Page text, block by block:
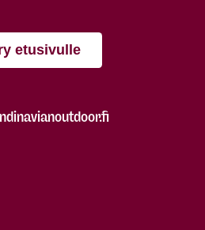
etusivulle